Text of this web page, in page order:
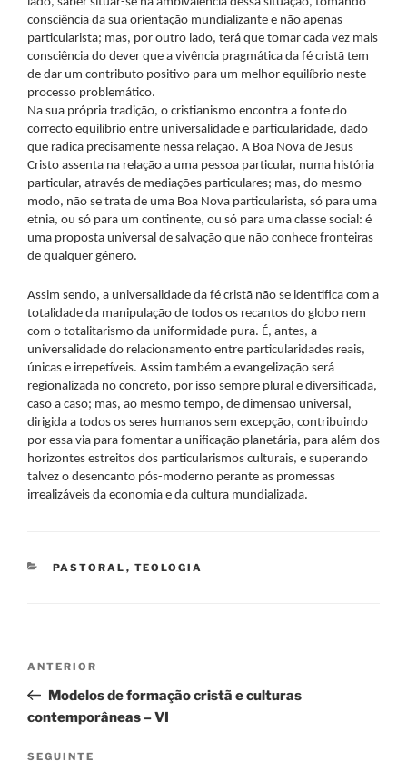
consciência da sua orientação mundializante e não apenas
particularista; mas, por outro lado, terá que tomar cada vez mais
consciência do dever que a vivência pragmática da fé cristã tem
de dar um contributo positivo para um melhor equilíbrio neste
processo problemático.
Na sua própria tradição, o cristianismo encontra a fonte do
correcto equilíbrio entre universalidade e particularidade, dado
que radica precisamente nessa relação. A Boa Nova de Jesus
Cristo assenta na relação a uma pessoa particular, numa história
particular, através de mediações particulares; mas, do mesmo
modo, não se trata de uma Boa Nova particularista, só para uma
etnia, ou só para um continente, ou só para uma classe social: é
uma proposta universal de salvação que não conhece fronteiras
de qualquer género.
Assim sendo, a universalidade da fé cristã não se identifica com a
totalidade da manipulação de todos os recantos do globo nem
com o totalitarismo da uniformidade pura. É, antes, a
universalidade do relacionamento entre particularidades reais,
únicas e irrepetíveis. Assim também a evangelização será
regionalizada no concreto, por isso sempre plural e diversificada,
caso a caso; mas, ao mesmo tempo, de dimensão universal,
dirigida a todos os seres humanos sem excepção, contribuindo
por essa via para fomentar a unificação planetária, para além dos
horizontes estreitos dos particularismos culturais, e superando
talvez o desencanto pós-moderno perante as promessas
irrealizáveis da economia e da cultura mundializada.
CATEGORIAS
PASTORAL , TEOLOGIA
artigos
Conteúdo
anterior
ANTERIOR
Modelos de formação cristã e culturas
contemporâneas – VI
Conteúdo
SEGUINTE